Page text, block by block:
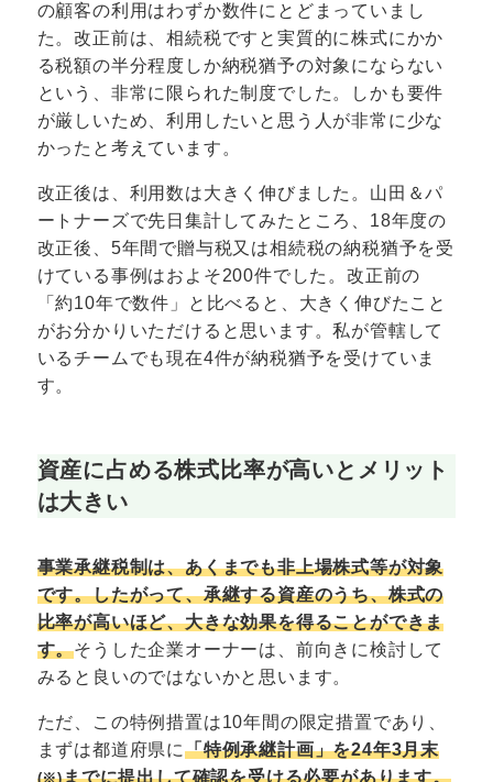
の顧客の利用はわずか数件にとどまっていまし
た。改正前は、相続税ですと実質的に株式にかか
る税額の半分程度しか納税猶予の対象にならない
という、非常に限られた制度でした。しかも要件
が厳しいため、利用したいと思う人が非常に少な
かったと考えています。
改正後は、利用数は大きく伸びました。山田＆パ
ートナーズで先日集計してみたところ、18年度の
改正後、5年間で贈与税又は相続税の納税猶予を受
けている事例はおよそ200件でした。改正前の
「約10年で数件」と比べると、大きく伸びたこと
がお分かりいただけると思います。私が管轄して
いるチームでも現在4件が納税猶予を受けていま
す。
資産に占める株式比率が高いとメリット
は大きい
事業承継税制は、あくまでも非上場株式等が対象
です。したがって、承継する資産のうち、株式の
比率が高いほど、大きな効果を得ることができま
す。そうした企業オーナーは、前向きに検討して
みると良いのではないかと思います。
ただ、この特例措置は10年間の限定措置であり、
まずは都道府県に「特例承継計画」を24年3月末
(※)までに提出して確認を受ける必要があります。